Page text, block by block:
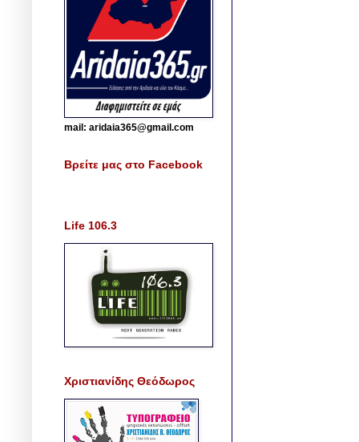
mail: aridaia365@gmail.com
Βρείτε μας στο Facebook
Life 106.3
Χριστιανίδης Θεόδωρος